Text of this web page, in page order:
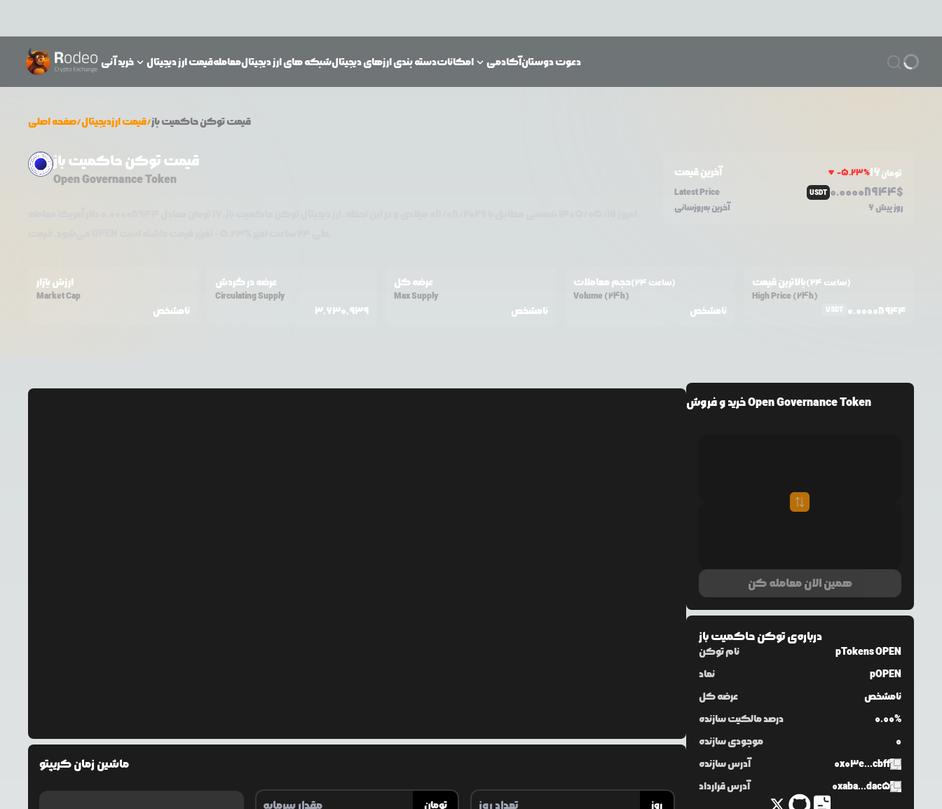
خرید آنی قیمت ارز دیجیتالمعاملهشبکه‌ های ارز دیجیتالدسته بندی ارزهای دیجیتالامکانات آکادمیدعوت دوستان
صفحه اصلی/قیمت ارزدیجیتال/ قیمتتوکن حاکمیت باز
قیمت توکن حاکمیت باز
Open Governance Token آخرین قیمت -5.23%16تومان
Latest Price
USDT 0.00008944$
آخرین به‌روزسانی 6 روز پیش
ارزش بازار
Market Cap
نامشخص
عرضه در گردش
Circulating Supply
3,630,939
عرضه کل
Max Supply
نامشخص
حجم معاملات
(24 ساعت)
Volume (24h)
نامشخص
بالاترین قیمت
(24 ساعت)
High Price (24h)
USDT 0.00008944
ماشین زمان کریپتو
تومان روز
خرید و فروش Open Governance Token
همین الان معامله کن
درباره‌یتوکن حاکمیت باز
نام توکن
pTokens OPEN
نماد
pOPEN
عرضه کل
نامشخص
درصد مالکیت سازنده
0.00%
موجودی سازنده
0
آدرس سازنده
0x03e...cbff
آدرس قرارداد
0xaba...dac5